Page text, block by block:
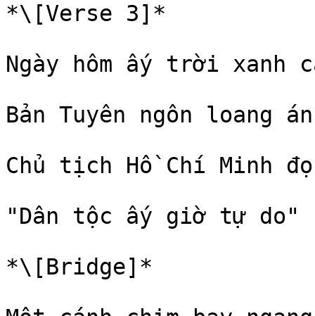
*\[Verse 3]*
Ngày hôm ấy trời xanh
Bản Tuyên ngôn loang
Chủ tịch Hồ Chí Minh
"Dân tộc ấy giờ tự do"
*\[Bridge]*